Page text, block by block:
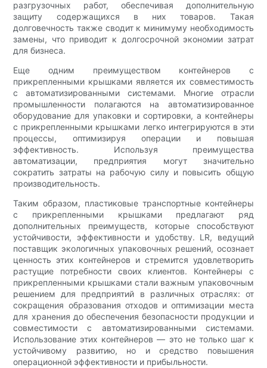
разгрузочных работ, обеспечивая дополнительную
защиту содержащихся в них товаров. Такая
долговечность также сводит к минимуму необходимость
замены, что приводит к долгосрочной экономии затрат
для бизнеса.
Еще одним преимуществом контейнеров с
прикрепленными крышками является их совместимость
с автоматизированными системами. Многие отрасли
промышленности полагаются на автоматизированное
оборудование для упаковки и сортировки, а контейнеры
с прикрепленными крышками легко интегрируются в эти
процессы, оптимизируя операции и повышая
эффективность. Используя преимущества
автоматизации, предприятия могут значительно
сократить затраты на рабочую силу и повысить общую
производительность.
Таким образом, пластиковые транспортные контейнеры
с прикрепленными крышками предлагают ряд
дополнительных преимуществ, которые способствуют
устойчивости, эффективности и удобству. LR, ведущий
поставщик экологичных упаковочных решений, осознает
ценность этих контейнеров и стремится удовлетворить
растущие потребности своих клиентов. Контейнеры с
прикрепленными крышками стали важным упаковочным
решением для предприятий в различных отраслях: от
сокращения образования отходов и оптимизации места
для хранения до обеспечения безопасности продукции и
совместимости с автоматизированными системами.
Использование этих контейнеров — это не только шаг к
устойчивому развитию, но и средство повышения
операционной эффективности и прибыльности.